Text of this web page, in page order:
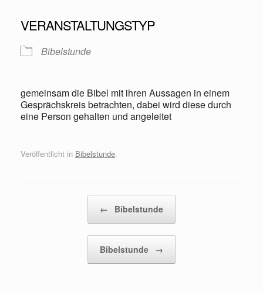
VERANSTALTUNGSTYP
Bibelstunde
gemeinsam die Bibel mit ihren Aussagen in einem
Gesprächskreis betrachten, dabei wird diese durch
eine Person gehalten und angeleitet
Veröffentlicht in Bibelstunde.
← Bibelstunde
Bibelstunde →